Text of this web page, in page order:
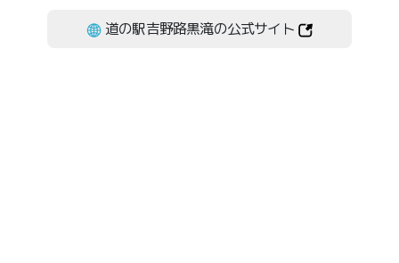
道の駅吉野路黒滝の公式サイト